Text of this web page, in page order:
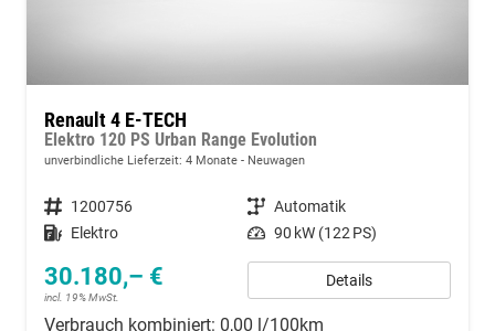
Renault 4 E-TECH
Elektro 120 PS Urban Range Evolution
unverbindliche Lieferzeit: 4 Monate Neuwagen
Fahrzeugnummer 1200756 Getriebe Automatik
Kraftstoff Elektro Leistung 90 kW (122 PS)
30.180,– €
incl. 19% MwSt.
Details
Verbrauch kombiniert: 0,00 l/100km